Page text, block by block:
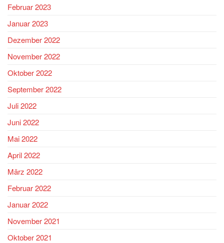
Februar 2023
Januar 2023
Dezember 2022
November 2022
Oktober 2022
September 2022
Juli 2022
Juni 2022
Mai 2022
April 2022
März 2022
Februar 2022
Januar 2022
November 2021
Oktober 2021